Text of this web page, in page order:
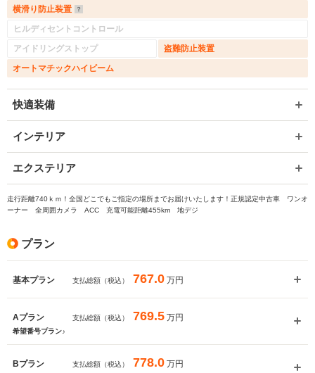
横滑り防止装置
ヒルディセントコントロール
アイドリングストップ
盗難防止装置
オートマチックハイビーム
快適装備
インテリア
エクステリア
走行距離740ｋｍ！全国どこでもご指定の場所までお届けいたします！正規認定中古車 ワンオ
ーナー 全周囲カメラ ACC 充電可能距離455km 地デジ
プラン
基本プラン 支払総額（税込） 767.0 万円
Aプラン 支払総額（税込） 769.5 万円
希望番号プラン♪
Bプラン 支払総額（税込） 778.0 万円